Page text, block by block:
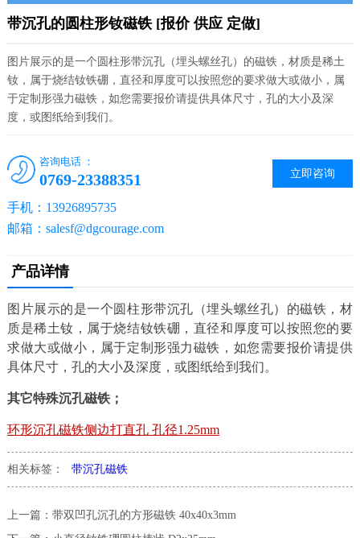
带沉孔的圆柱形钕磁铁 [报价 供应 定做]
图片展示的是一个圆柱形带沉孔（埋头螺丝孔）的磁铁，材质是稀土
钕，属于烧结钕铁硼，直径和厚度可以按照您的要求做大或做小，属
于定制形强力磁铁，如您需要报价请提供具体尺寸，孔的大小及深
度，或图纸给到我们。
立即咨询
咨询电话 ：
0769-23388351
手机：13926895735
邮箱：salesf@dgcourage.com
产品详情
图片展示的是一个圆柱形带沉孔（埋头螺丝孔）的磁铁，材
质是稀土钕，属于烧结钕铁硼，直径和厚度可以按照您的要
求做大或做小，属于定制形强力磁铁，如您需要报价请提供
具体尺寸，孔的大小及深度，或图纸给到我们。
其它特殊沉孔磁铁；
环形沉孔磁铁侧边打直孔 孔径1.25mm
相关标签： 带沉孔磁铁
上一篇： 带双凹孔沉孔的方形磁铁 40x40x3mm